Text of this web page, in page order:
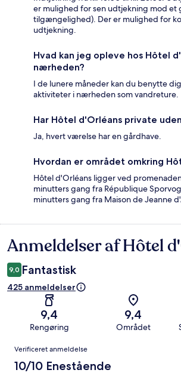
er mulighed for sen udtjekning mod
tilgængelighed). Der er mulighed for
udtjekning.
Hvad kan jeg opleve hos Hôtel
nærheden?
I de lunere måneder kan du benytte
aktiviteter i nærheden som vandreture.
Har Hôtel d'Orléans private
Ja, hvert værelse har en gårdhave.
Hvordan er området omkring
Hôtel d'Orléans ligger ved
minutters gang fra République
minutters gang fra Maison de Jeanne
Anmeldelser
Anmeldelser af Hôtel
9,0 Fantastisk
425 anmeldelser
9,4
Rengøring
9,4
Området
Anmeldelser
Verificeret anmeldelse
10/10 Enestående